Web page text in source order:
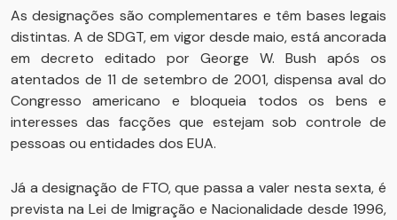
As designações são complementares e têm bases legais
distintas. A de SDGT, em vigor desde maio, está ancorada
em decreto editado por George W. Bush após os
atentados de 11 de setembro de 2001, dispensa aval do
Congresso americano e bloqueia todos os bens e
interesses das facções que estejam sob controle de
pessoas ou entidades dos EUA.
Já a designação de FTO, que passa a valer nesta sexta, é
prevista na Lei de Imigração e Nacionalidade desde 1996,